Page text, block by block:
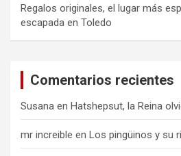
Regalos originales, el lugar más
escapada en Toledo
Comentarios recientes
Susana en Hatshepsut, la Reina
mr increible en Los pingüinos y su